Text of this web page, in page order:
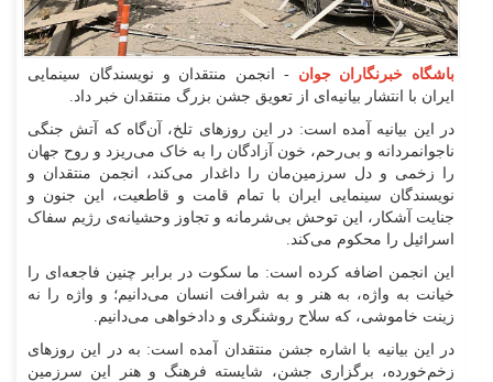
باشگاه خبرنگاران جوان - انجمن منتقدان و نویسندگان سینمایی
ایران با انتشار بیانیه‌ای از تعویق جشن بزرگ منتقدان خبر داد.
در این بیانیه آمده است: در این روزهای تلخ، آن‌گاه که آتش جنگی
ناجوانمردانه و بی‌رحم، خون آزادگان را به خاک می‌ریزد و روح جهان
را زخمی و دل سرزمین‌مان را داغدار می‌کند، انجمن منتقدان و
نویسندگان سینمایی ایران با تمام قامت و قاطعیت، این جنون و
جنایت آشکار، این توحش بی‌شرمانه و تجاوز وحشیانه‌ی رژیم سفاک
اسرائیل را محکوم می‌کند.
این انجمن اضافه کرده است: ما سکوت در برابر چنین فاجعه‌ای را
خیانت به واژه، به هنر و به شرافت انسان می‌دانیم؛ و واژه را نه
زینت خاموشی، که سلاح روشنگری و دادخواهی می‌دانیم.
در این بیانیه با اشاره جشن منتقدان آمده است: به در این روزهای
زخم‌خورده، برگزاری جشن، شایسته‌ فرهنگ و هنر این سرزمین